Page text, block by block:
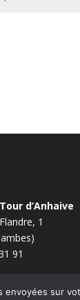
d’Anhaive
1
91
envoyées sur